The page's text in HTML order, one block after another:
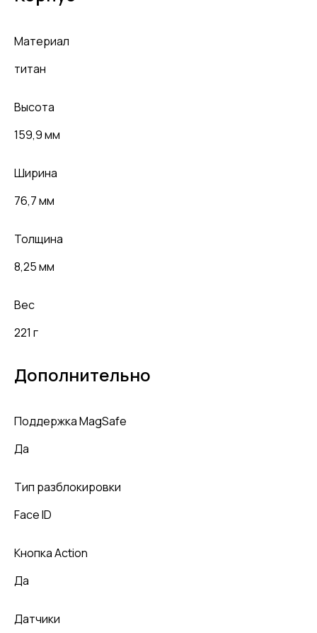
Материал
титан
Высота
159,9 мм
Ширина
76,7 мм
Толщина
8,25 мм
Вес
221 г
Дополнительно
Поддержка MagSafe
Да
Тип разблокировки
Face ID
Кнопка Action
Да
Датчики